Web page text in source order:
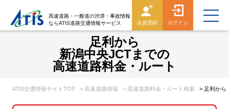
高速道路・一般道の渋滞・事故情報
ならATIS道路交通情報サービス
会員登録 ログイン
足利から
新潟中央JCTまでの
高速道路料金・ルート
ATIS交通情報サイトTOP > 高速道路情報 > 高速道路料金・ルート検索 > 足利から